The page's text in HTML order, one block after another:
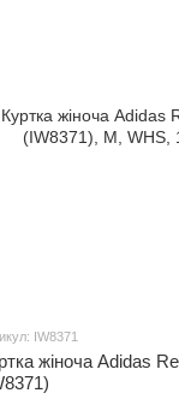
IW8371
жіноча Adidas